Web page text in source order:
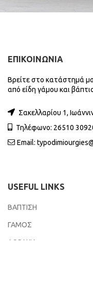
ΕΠΙΚΟΙΝΩΝΙΑ
Βρείτε στο κατάστημά
από είδη γάμου και
Σακελλαρίου 1,
Τηλέφωνο: 26510
Email:
USEFUL LINKS
ΒΑΠΤΙΣΗ
ΓΑΜΟΣ
ΔΩΡΑΚΙΑ